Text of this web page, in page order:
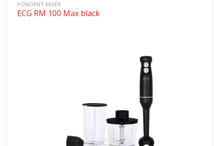
PONORNÝ MIXÉR
ECG RM 100 Max black